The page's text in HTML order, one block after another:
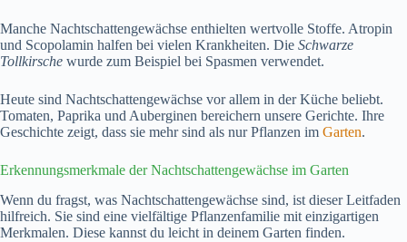
Manche Nachtschattengewächse enthielten wertvolle Stoffe. Atropin
und Scopolamin halfen bei vielen Krankheiten. Die Schwarze
Tollkirsche wurde zum Beispiel bei Spasmen verwendet.
Heute sind Nachtschattengewächse vor allem in der Küche beliebt.
Tomaten, Paprika und Auberginen bereichern unsere Gerichte. Ihre
Geschichte zeigt, dass sie mehr sind als nur Pflanzen im Garten.
Erkennungsmerkmale der Nachtschattengewächse im Garten
Wenn du fragst, was Nachtschattengewächse sind, ist dieser Leitfaden
hilfreich. Sie sind eine vielfältige Pflanzenfamilie mit einzigartigen
Merkmalen. Diese kannst du leicht in deinem Garten finden.